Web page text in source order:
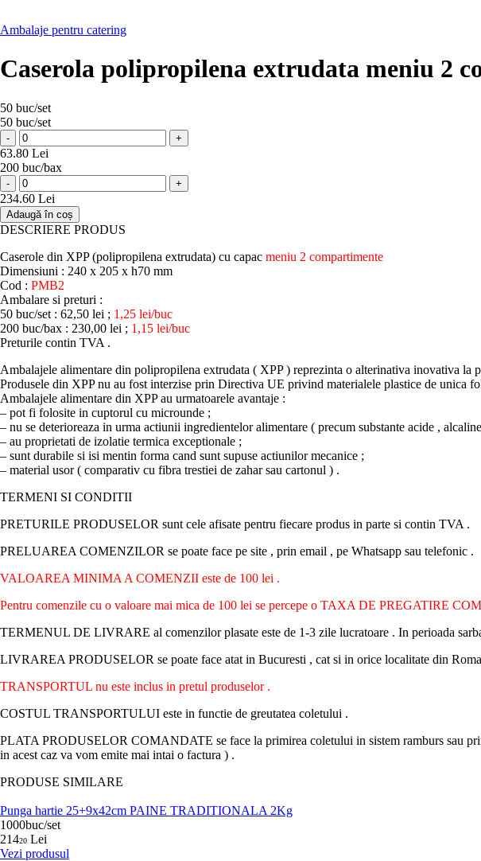
Ambalaje pentru catering
Caserola polipropilena extrudata meniu 2
50 buc/set
50 buc/set
- +
63.80 Lei
200 buc/bax
- +
234.60 Lei
Adaugă în coș
DESCRIERE PRODUS
Caserole din XPP (polipropilena extrudata) cu capac meniu 2 compartimente
Dimensiuni : 240 x 205 x h70 mm
Cod : PMB2
Ambalare si preturi :
50 buc/set : 62,50 lei ; 1,25 lei/buc
200 buc/bax : 230,00 lei ; 1,15 lei/buc
Preturile contin TVA .
Ambalajele alimentare din polipropilena extrudata ( XPP ) reprezinta o alterinativa inovativa
Produsele din XPP nu au fost interzise prin Directiva UE privind materialele plastice de unica
Ambalajele alimentare din XPP au urmatoarele avantaje :
– pot fi folosite in cuptorul cu microunde ;
– nu se deterioreaza in urma actiunii ingredientelor alimentare ( precum substante acide ,
– au proprietati de izolatie termica exceptionale ;
– sunt durabile si isi mentin forma cand sunt supuse actiunilor mecanice ;
– material usor ( comparativ cu fibra trestiei de zahar sau cartonul ) .
TERMENI SI CONDITII
PRETURILE PRODUSELOR sunt cele afisate pentru fiecare produs in parte si contin TVA .
PRELUAREA COMENZILOR se poate face pe site , prin email , pe Whatsapp sau telefonic .
VALOAREA MINIMA A COMENZII este de 100 lei .
Pentru comenzile cu o valoare mai mica de 100 lei se percepe o TAXA DE PREGATIRE
TERMENUL DE LIVRARE al comenzilor plasate este de 1-3 zile lucratoare . In perioada
LIVRAREA PRODUSELOR se poate face atat in Bucuresti , cat si in orice localitate din
TRANSPORTUL nu este inclus in pretul produselor .
COSTUL TRANSPORTULUI este in functie de greutatea coletului .
PLATA PRODUSELOR COMANDATE se face la primirea coletului in sistem ramburs sau
in acest caz va vom emite mai intai o factura ) .
PRODUSE SIMILARE
Punga hartie 25+9x42cm PAINE TRADITIONALA 2Kg
1000buc/set
21420 Lei
Vezi produsul